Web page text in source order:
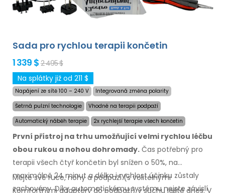
Sada pro rychlou terapii končetin
1 339 $ 2 495 $
Na splátky již od 211 $
Napájení ze sítě 100 – 240 V
Integrovaná změna polarity
Šetrná pulzní technologie
Vhodné na terapii podpaží
Automatický náběh terapie
2x rychlejší terapie všech končetin
První přístroj na trhu umožňující velmi rychlou léčbu
obou rukou a nohou dohromady. Čas potřebný pro
terapii všech čtyř končetin byl snížen o 50%, na
maximálně 24 minut a délka i rychlost účinku zůstaly
zachovány. Díky automatickému systému nejste závislí
Mějte své ruce, nohy a podpaží (s volitelnými
Komfortními adaptéry do podpaží) v suchu ještě dnes. V